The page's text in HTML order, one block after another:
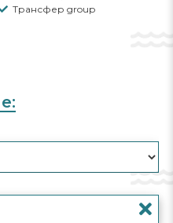
Трансфер group